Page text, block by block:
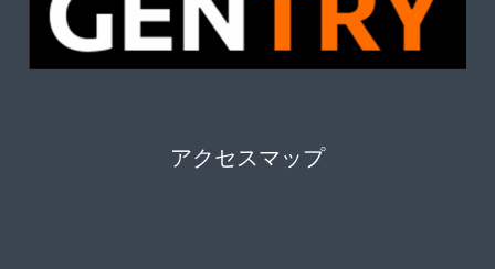
アクセスマップ